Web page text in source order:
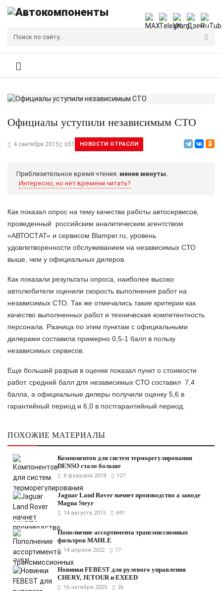
Официалы уступили независимым СТО
4 сентября 2015 651 НОВОСТИ ОТРАСЛИ
Приблизительное время чтения: менее минуты.
Интересно, но нет времени читать?
Как показал опрос на тему качества работы автосервисов,
проведенный российским аналитическим агентством
«АВТОСТАТ» и сервисом Blamper.ru, уровень
удовлетворенности обслуживанием на независимых СТО
выше, чем у официальных дилеров.
Как показали результаты опроса, наиболее высоко
автолюбители оценили скорость выполнения работ на
независимых СТО. Так же отмечались такие критерии как
качество выполненных работ и техническая компетентность
персонала. Разница по этим пунктам с официальными
дилерами составила примерно 0,5-1 балл в пользу
независимых сервисов.
Еще больший разрыв в оценке показал пункт о стоимости
работ. средний балл для независимых СТО составил 7,4
балла, а официальные дилеры получили оценку 5,6 в
гарантийный период и 6,0 в постгарантийный период.
ПОХОЖИЕ МАТЕРИАЛЫ
Компонентов для систем терморегулирования
DENSO стало больше
8 февраля 2018 127
Jaguar Land Rover начнет производство а заводе
Magna Steyr
14 августа 2015 691
Пополнение ассортимента трансмиссионных
фильтров MAHLE
14 апреля 2022 77
Новинки FEBEST для рулевого управления
CHERY, JETOUR и EXEED
16 октября 2025 26